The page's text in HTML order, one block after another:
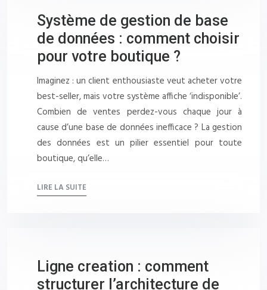
Système de gestion de base
de données : comment choisir
pour votre boutique ?
Imaginez : un client enthousiaste veut acheter votre
best-seller, mais votre système affiche ‘indisponible’.
Combien de ventes perdez-vous chaque jour à
cause d’une base de données inefficace ? La gestion
des données est un pilier essentiel pour toute
boutique, qu’elle…
LIRE LA SUITE
Ligne creation : comment
structurer l’architecture de